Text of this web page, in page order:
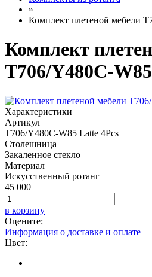
»
Комплект плетеной мебели
Комплект
T706/Y480C-
Характеристики
Артикул
T706/Y480C-W85 Latte 4Pcs
Столешница
Закаленное стекло
Материал
Искусственный ротанг
45 000
в корзину
Оцените:
Информация о доставке и оплате
Цвет: